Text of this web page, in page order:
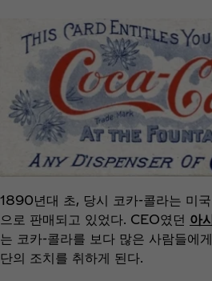
1890년대 초, 당시 코카-콜라는 미
으로 판매되고 있었다. CEO였던 아
는 코카-콜라를 보다 많은 사람들에
단의 조치를 취하게 된다.